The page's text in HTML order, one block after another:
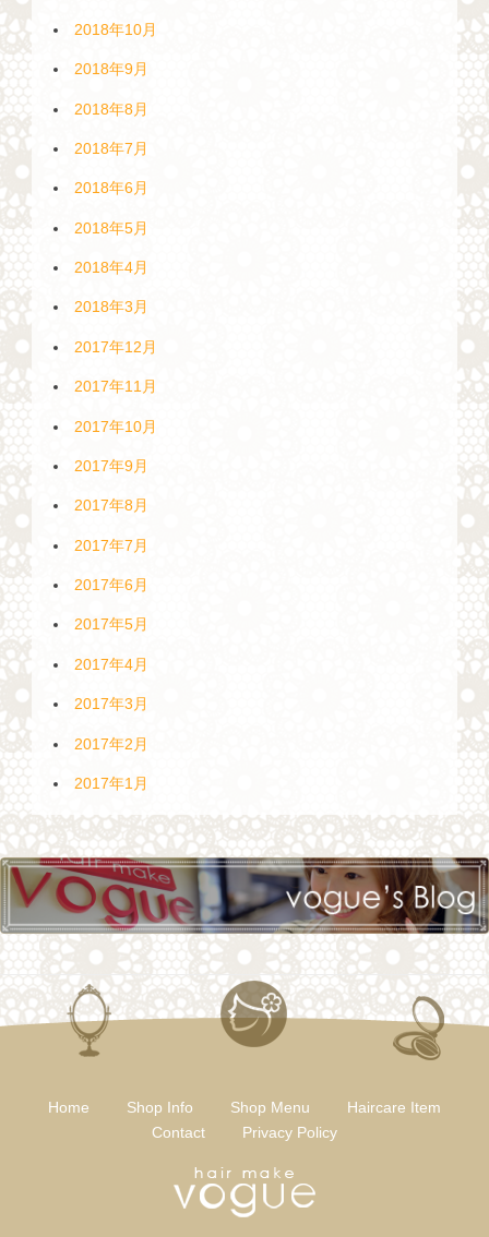
2018年10月
2018年9月
2018年8月
2018年7月
2018年6月
2018年5月
2018年4月
2018年3月
2017年12月
2017年11月
2017年10月
2017年9月
2017年8月
2017年7月
2017年6月
2017年5月
2017年4月
2017年3月
2017年2月
2017年1月
Home Shop Info Shop Menu
Haircare Item
Contact
Privacy Policy